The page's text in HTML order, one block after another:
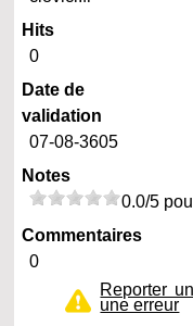
Hits
0
Date de
validation
07-08-3605
Notes
0.0/5
Commentaires
0
Reporter
une erreur